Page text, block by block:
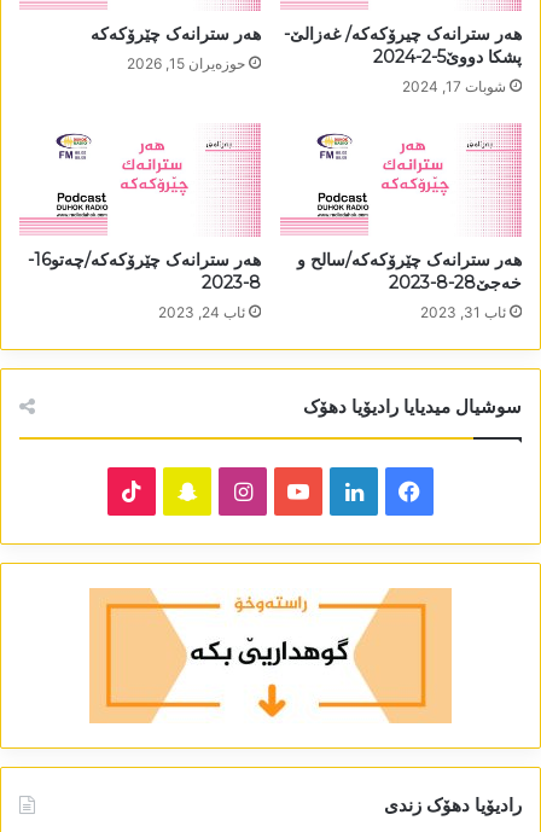
ھەر سترانەک چیرۆکەکە/ غەزالێ-
پشکا دووێ5-2-2024
شوبات 17, 2024
ھەر سترانەک چێرۆکەکە
حوزه‌یران 15, 2026
ھەر سترانەک چێرۆکەکە/سالح و
خەجێ28-8-2023
ئاب 31, 2023
ھەر سترانەک چێرۆکەکە/چەتو16-
8-2023
ئاب 24, 2023
سوشیال میدیایا رادیۆیا دھۆک
Facebook
LinkedIn
YouTube
Instagram
Snapchat
رادیۆیا دھۆک زندی